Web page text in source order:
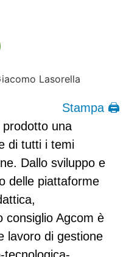
Stampa 🖨
una
di tutti i temi
Dallo sviluppo e
delle piattaforme
consiglio Agcom è
lavoro di gestione